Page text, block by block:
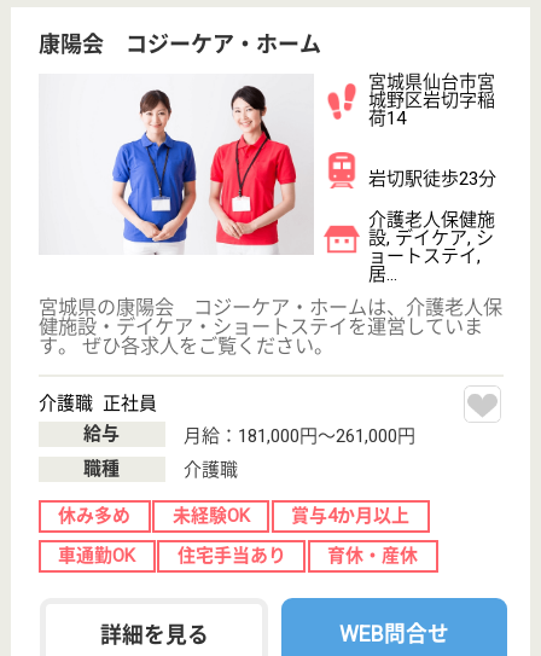
介護の転職支援サービスお申込み
簡単 登録
保有資格を選択してくださ
い
初任者研修
(ヘルパー2級) (ヘルパー1級)
介護福祉士 社会福祉士
ケアマネジャー PT
OT その他・なし
次のステップへ
誕生年を
誕生年 必須